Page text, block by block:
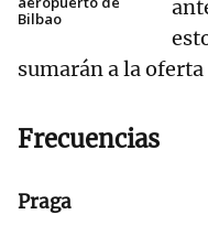
Bilbao
sumarán a la
Frecuencias
Praga